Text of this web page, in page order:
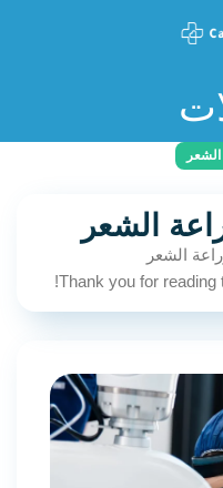
الشعر
الشعر
Thank you for reading